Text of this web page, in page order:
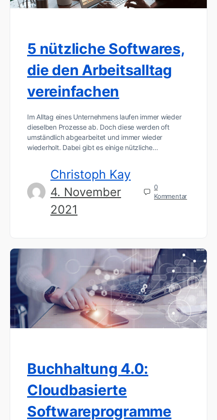
5 nützliche Softwares,
die den Arbeitsalltag
vereinfachen
Im Alltag eines Unternehmens laufen immer wieder
dieselben Prozesse ab. Doch diese werden oft
umständlich abgearbeitet und immer wieder
wiederholt. Dabei gibt es einige nützliche…
Christoph Kay
4. November
2021
0
Kommentar
Buchhaltung 4.0:
Cloudbasierte
Softwareprogramme